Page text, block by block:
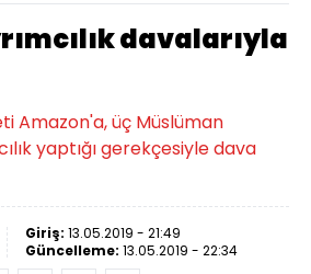
davalarıyla
Amazon'a, üç Müslüman
yaptığı gerekçesiyle dava
Giriş: 13.05.2019 - 21:49
Güncelleme: 13.05.2019 - 22:34